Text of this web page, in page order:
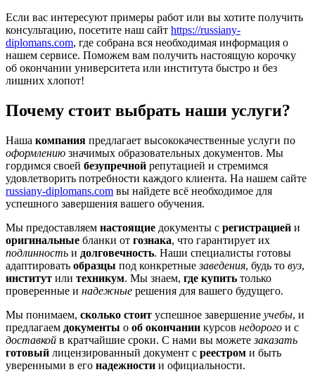
Если вас интересуют примеры работ или вы хотите получить
консультацию, посетите наш сайт https://russiany-
diplomans.com, где собрана вся необходимая информация о
нашем сервисе. Поможем вам получить настоящую корочку
об окончании университета или института быстро и без
лишних хлопот!
Почему стоит выбрать наши услуги?
Наша компания предлагает высококачественные услуги по
оформлению значимых образовательных документов. Мы
гордимся своей безупречной репутацией и стремимся
удовлетворить потребности каждого клиента. На нашем сайте
russiany-diplomans.com вы найдете всё необходимое для
успешного завершения вашего обучения.
Мы предоставляем настоящие документы с регистрацией и
оригинальные бланки от гознака, что гарантирует их
подлинность и долговечность. Наши специалисты готовы
адаптировать образцы под конкретныезаведения, будь то вуз,
институт или техникум. Мы знаем, где купить только
проверенные и надежные решения для вашего будущего.
Мы понимаем, сколько стоит успешное завершение учебы, и
предлагаем документы о об окончании курсов недорого и с
доставкой в кратчайшие сроки. С нами вы можетезаказать
готовый лицензированный документ с реестром и быть
уверенными в его надежности и официальности.